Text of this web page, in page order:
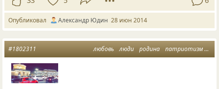
Опубликовал Александр Юдин 28 июн 2014
любовь люди родина патриотизм
#1802311